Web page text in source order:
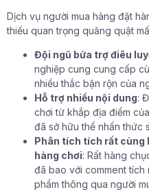
Dịch vụ người mua hàng đặt
thiếu quan trọng quăng quật
Đội ngũ bửa trợ điêu
nghiệp cung cung cấp
nhiều thắc bận rộn của
Hỗ trợ nhiều nội dung:
chơi từ khắp địa điểm
đã sở hữu thể nhấn thức
Phân tích tích rất cùng
hàng chơi: Rất hàng
đã bao với comment tích
phẩm thông qua người